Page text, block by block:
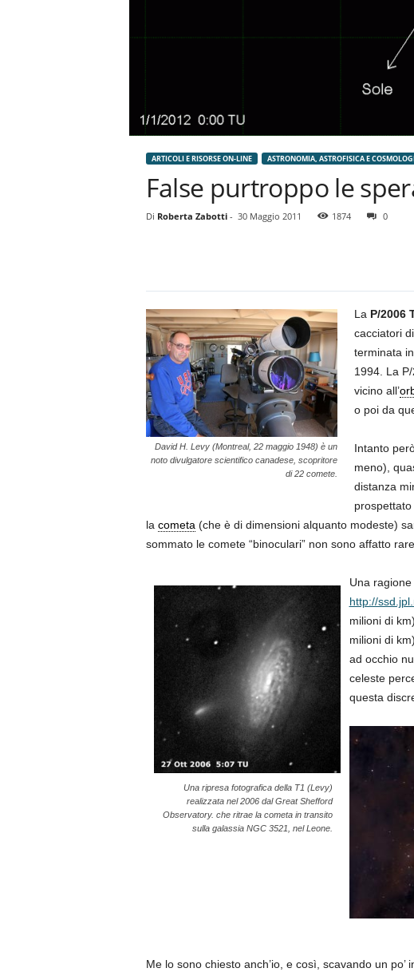
ARTICOLI E RISORSE ON-LINE ASTRONOMIA, ASTROFISICA E
False purtroppo le
Di Roberta Zabotti- 30 Maggio 2011 1874 0
David H. Levy (Montreal, 22 maggio 1948) è un
noto divulgatore scientifico canadese, scopritore
di 22 comete.
La P/2006
cacciatori
terminata
1994. La
vicino all’
o poi da
Intanto
meno),
distanza
prospettato
la cometa (che è di dimensioni alquanto modeste)
sommato le comete “binoculari” non sono affatto
Una ripresa fotografica della T1 (Levy)
realizzata nel 2006 dal Great Shefford
Observatory. che ritrae la cometa in transito
sulla galassia NGC 3521, nel Leone.
Una
http://
milioni di
milioni di
ad occhio
celeste
questa
Me lo sono chiesto anch’io, e così, scavando un